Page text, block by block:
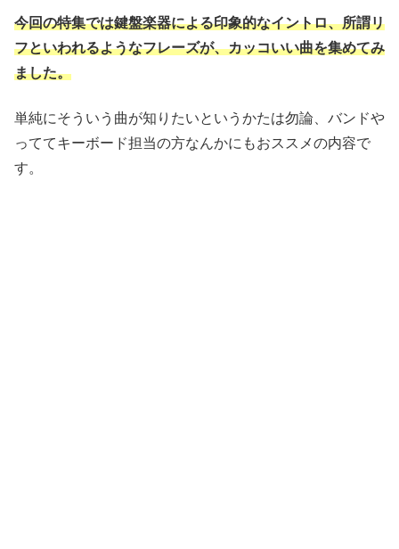
今回の特集では鍵盤楽器による印象的なイントロ、所謂リ
フといわれるようなフレーズが、カッコいい曲を集めてみ
ました。
単純にそういう曲が知りたいというかたは勿論、バンドや
っててキーボード担当の方なんかにもおススメの内容で
す。